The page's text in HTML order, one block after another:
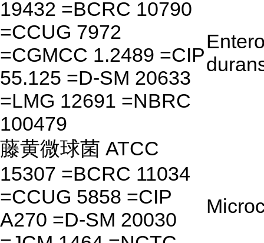
19432 =BCRC 10790
=CCUG 7972
=CGMCC 1.2489 =CIP
55.125 =D-SM 20633
=LMG 12691 =NBRC
100479
藤黄微球菌 ATCC
15307 =BCRC 11034
=CCUG 5858 =CIP
A270 =D-SM 20030